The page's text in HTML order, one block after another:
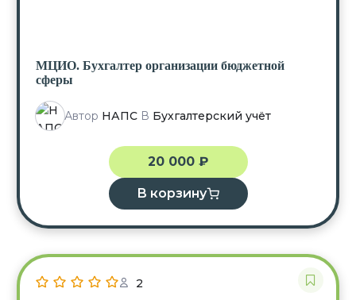
МЦИО. Бухгалтер организации бюджетной
сферы
Автор НАПСВ Бухгалтерский учёт
20 000 ₽
В корзину
2